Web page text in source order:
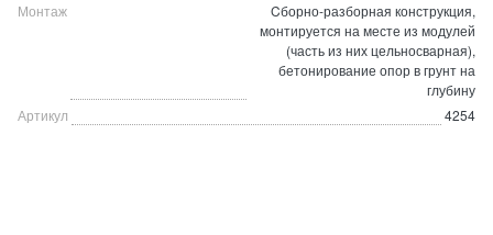
Монтаж
Cборно-разборная конструкция,
монтируется на месте из модулей
(часть из них цельносварная),
бетонирование опор в грунт на
глубину
Артикул
4254